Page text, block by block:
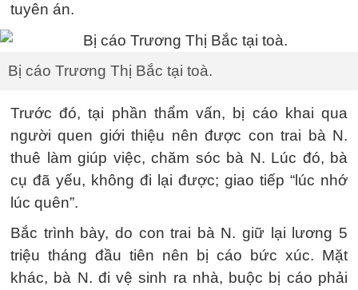
tuyên án.
Bị cáo Trương Thị Bắc tại toà.
Trước đó, tại phần thẩm vấn, bị cáo khai qua
người quen giới thiệu nên được con trai bà N.
thuê làm giúp việc, chăm sóc bà N. Lúc đó, bà
cụ đã yếu, không đi lại được; giao tiếp “lúc nhớ
lúc quên”.
Bắc trình bày, do con trai bà N. giữ lại lương 5
triệu tháng đầu tiên nên bị cáo bức xúc. Mặt
khác, bà N. đi vệ sinh ra nhà, buộc bị cáo phải